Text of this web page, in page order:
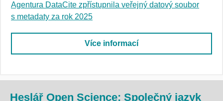
Agentura DataCite zpřístupnila veřejný datový soubor
s metadaty za rok 2025​
Více informací
Heslář Open Science: Společný jazyk